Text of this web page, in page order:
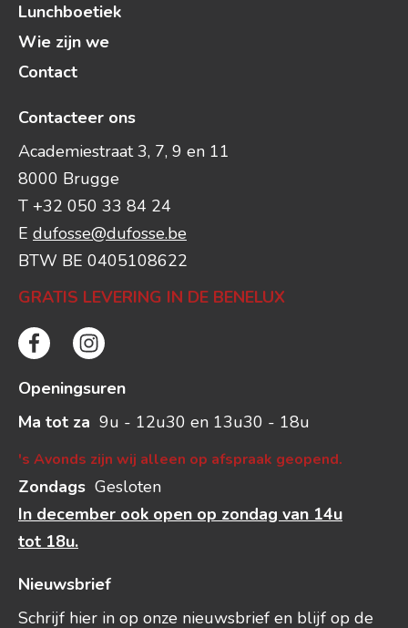
Lunchboetiek
Wie zijn we
Contact
Contacteer ons
Academiestraat 3, 7, 9 en 11
8000 Brugge
T +32 050 33 84 24
E dufosse@dufosse.be
BTW BE 0405108622
GRATIS LEVERING IN DE BENELUX
Openingsuren
Ma tot za 9u - 12u30 en 13u30 - 18u
's Avonds zijn wij alleen op afspraak geopend.
Zondags Gesloten
In december ook open op zondag van 14u
tot 18u.
Nieuwsbrief
Schrijf hier in op onze nieuwsbrief en blijf op de